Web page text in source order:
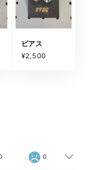
ピアス
¥2,500
0